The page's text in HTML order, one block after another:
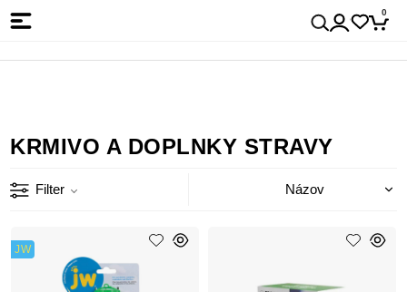
0
KRMIVO A DOPLNKY STRAVY
Filter
JW